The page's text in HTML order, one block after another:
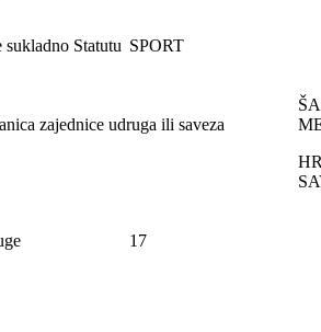
Statutu SPORT
zajednice udruga ili saveza
17